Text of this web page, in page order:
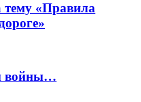
тему «Правила
войны…